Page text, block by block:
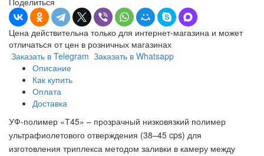
Цена действительна только для интернет-магазина и может
отличаться от цен в розничных магазинах
Заказать в Telegram Заказать в Whatsapp
Описание
Как купить
Оплата
Доставка
УФ-полимер «Т45» – прозрачный низковязкий полимер
ультрафиолетового отверждения (38–45 cps) для
изготовления триплекса методом заливки в камеру между